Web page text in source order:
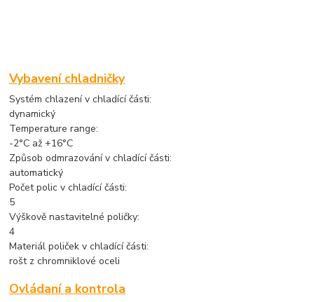
Vybavení chladničky
Systém chlazení v chladící části:
dynamický
Temperature range:
-2°C až +16°C
Způsob odmrazování v chladící části:
automatický
Počet polic v chladící části:
5
Výškově nastavitelné poličky:
4
Materiál poliček v chladící části:
rošt z chromniklové oceli
Ovládaní a kontrola